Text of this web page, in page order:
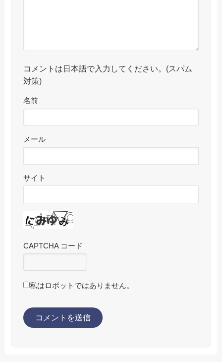
コメントは日本語で入力してください。(スパム
対策)
名前
メール
サイト
CAPTCHA コード
私はロボットではありません。